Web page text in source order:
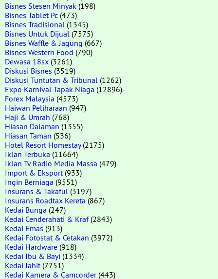
Bisnes Stesen Minyak (198)
Bisnes Tablet Pc (473)
Bisnes Tradisional (1345)
Bisnes Untuk Dijual (7575)
Bisnes Waffle & Jagung (667)
Bisnes Western Food (790)
Dewasa 18sx (3261)
Diskusi Bisnes (3519)
Diskusi Tuntutan & Tribunal (1262)
Expo Karnival Tapak Niaga (12896)
Forex Malaysia (4573)
Haiwan Peliharaan (947)
Haji & Umrah (768)
Hiasan Dalaman (1355)
Hiasan Taman (536)
Hotel Resort Homestay(2175)
Iklan Terbuka (11664)
Iklan Tv Radio Media Massa (479)
Import & Eksport (933)
Ingin Berniaga (9551)
Insurans & Takaful (3197)
Insurans Roadtax Kereta (867)
Kedai Bunga (247)
Kedai Cenderahati & Kraf(2843)
Kedai Emas (913)
Kedai Fotostat & Cetakan (3972)
Kedai Hardware (918)
Kedai Ibu & Bayi (1334)
Kedai Jahit (7751)
Kedai Kamera & Camcorder(443)